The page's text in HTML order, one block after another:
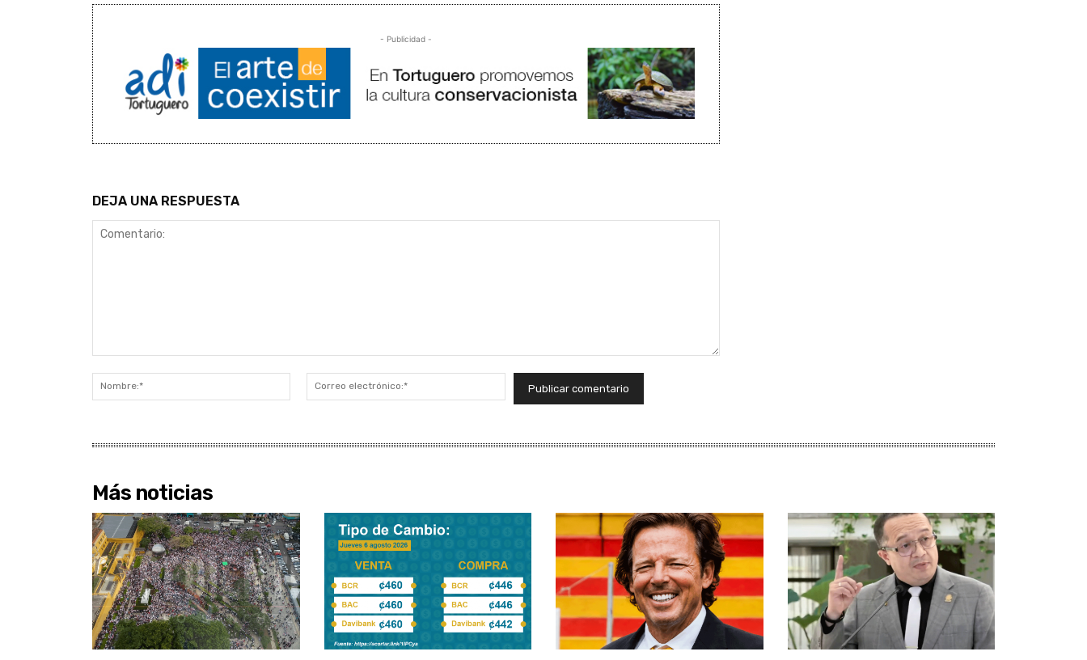
- Publicidad -
DEJA UNA RESPUESTA
Nombre:*
electrónico:*
Más noticias